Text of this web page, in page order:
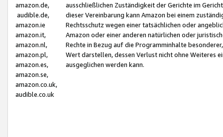
amazon.de,
audible.de,
amazon.ie
amazon.it,
amazon.nl,
amazon.pl,
amazon.es,
amazon.se,
amazon.co.uk,
audible.co.uk
ausschließlichen Zuständigkeit der Gerichte im
dieser Vereinbarung kann Amazon bei einem
Rechtsschutz wegen einer tatsächlichen oder
Amazon oder einer anderen natürlichen oder
Rechte in Bezug auf die Programminhalte
Wert darstellen, dessen Verlust nicht ohne Weiteres
ausgeglichen werden kann.